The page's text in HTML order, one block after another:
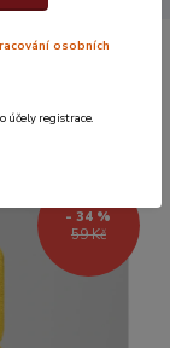
59 Kč
- 34 %
osobních
účely registrace.